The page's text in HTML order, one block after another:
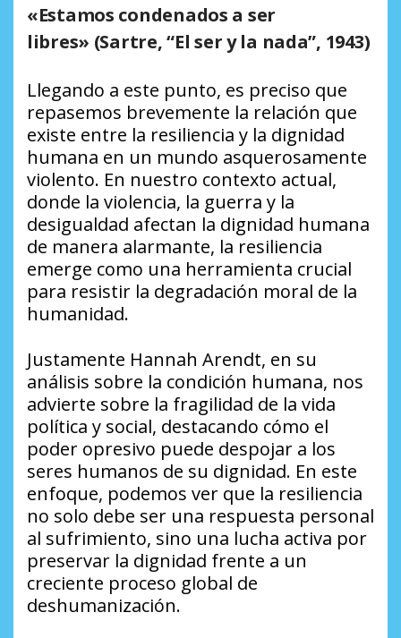
«Estamos condenados a ser
libres» (Sartre, “El ser y la nada”, 1943)
Llegando a este punto, es preciso que
repasemos brevemente la relación que
existe entre la resiliencia y la dignidad
humana en un mundo asquerosamente
violento. En nuestro contexto actual,
donde la violencia, la guerra y la
desigualdad afectan la dignidad humana
de manera alarmante, la resiliencia
emerge como una herramienta crucial
para resistir la degradación moral de la
humanidad.
Justamente Hannah Arendt, en su
análisis sobre la condición humana, nos
advierte sobre la fragilidad de la vida
política y social, destacando cómo el
poder opresivo puede despojar a los
seres humanos de su dignidad. En este
enfoque, podemos ver que la resiliencia
no solo debe ser una respuesta personal
al sufrimiento, sino una lucha activa por
preservar la dignidad frente a un
creciente proceso global de
deshumanización.